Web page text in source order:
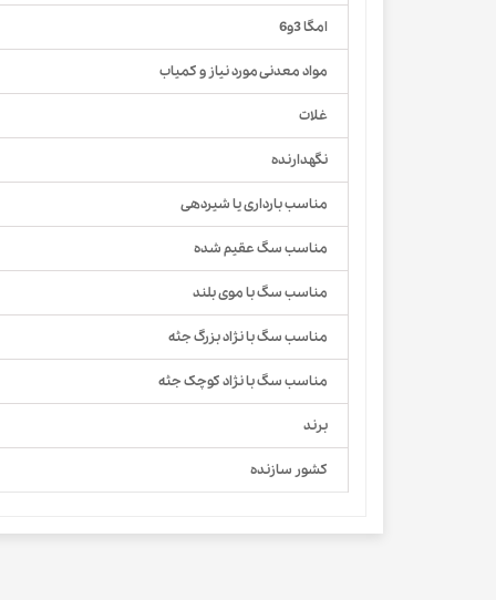
امگا 3و6
مواد معدنی مورد نیاز و کمیاب
غلات
نگهدارنده
مناسب بارداری یا شیردهی
مناسب سگ عقیم شده
مناسب سگ با موی بلند
مناسب سگ با نژاد بزرگ جثه
مناسب سگ با نژاد کوچک جثه
برند
کشور سازنده